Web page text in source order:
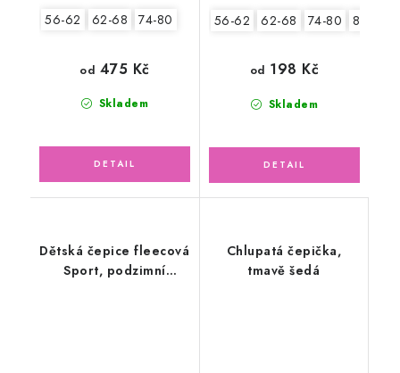
56-62 62-68 74-80
Skladem
od 475 Kč
56-62 62-68 74-80 80-86
Skladem
od 198 Kč
Dětská čepice fleecová
Sport, podzimní
Chlupatá čepička,
tmavě šedá